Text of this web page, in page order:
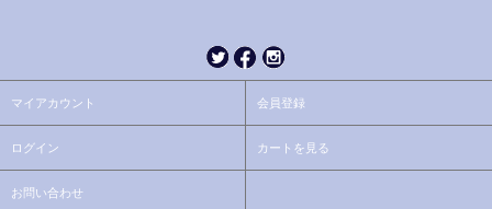
マイアカウント 会員登録
ログイン カートを見る
お問い合わせ